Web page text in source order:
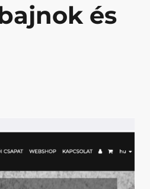
és